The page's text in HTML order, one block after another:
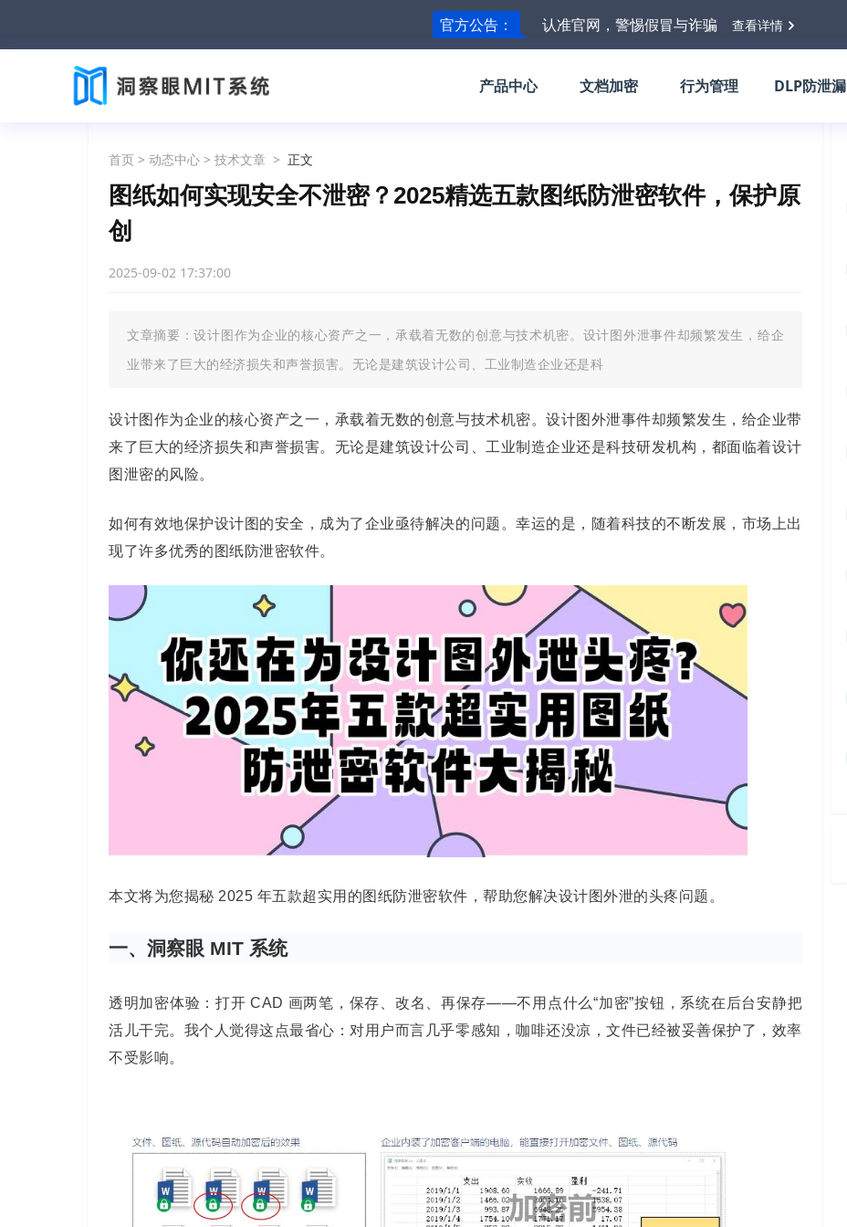
官方公告： 认准官网，警惕假冒与诈骗 查看详情
产品中心 文档加密 行为管理 DLP防泄漏
首页 > 动态中心 > 技术文章 > 正文
图纸如何实现安全不泄密？2025精选五款图纸防泄密软件，保护原
创
2025-09-02 17:37:00
文章摘要：设计图作为企业的核心资产之一，承载着无数的创意与技术机密。设计图外泄事件却频繁发生，给企
业带来了巨大的经济损失和声誉损害。无论是建筑设计公司、工业制造企业还是科
设计图作为企业的核心资产之一，承载着无数的创意与技术机密。设计图外泄事件却频繁发生，给企业带
来了巨大的经济损失和声誉损害。无论是建筑设计公司、工业制造企业还是科技研发机构，都面临着设计
图泄密的风险。
如何有效地保护设计图的安全，成为了企业亟待解决的问题。幸运的是，随着科技的不断发展，市场上出
现了许多优秀的图纸防泄密软件。
本文将为您揭秘 2025 年五款超实用的图纸防泄密软件，帮助您解决设计图外泄的头疼问题。
一、洞察眼 MIT 系统
透明加密体验：打开 CAD 画两笔，保存、改名、再保存——不用点什么“加密”按钮，系统在后台安静把
活儿干完。我个人觉得这点最省心：对用户而言几乎零感知，咖啡还没凉，文件已经被妥善保护了，效率
不受影响。